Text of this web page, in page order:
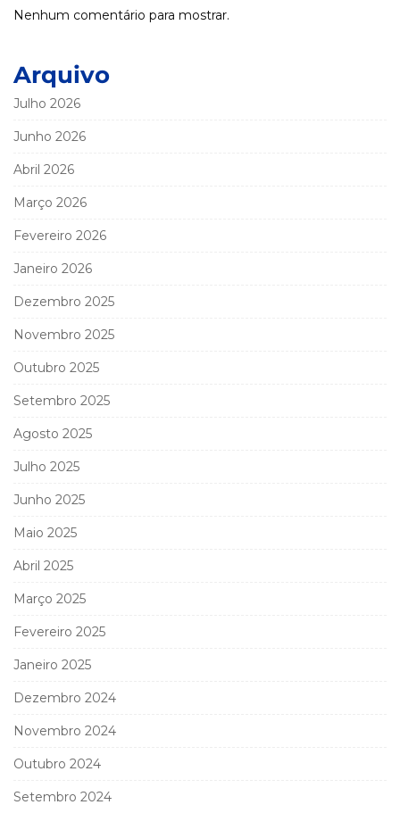
Nenhum comentário para mostrar.
Arquivo
Julho 2026
Junho 2026
Abril 2026
Março 2026
Fevereiro 2026
Janeiro 2026
Dezembro 2025
Novembro 2025
Outubro 2025
Setembro 2025
Agosto 2025
Julho 2025
Junho 2025
Maio 2025
Abril 2025
Março 2025
Fevereiro 2025
Janeiro 2025
Dezembro 2024
Novembro 2024
Outubro 2024
Setembro 2024